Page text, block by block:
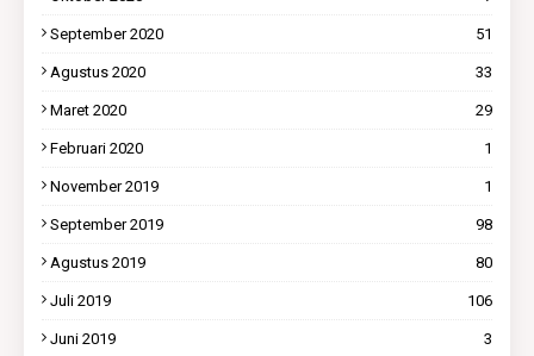
September 2020 51
Agustus 2020 33
Maret 2020 29
Februari 2020 1
November 2019 1
September 2019 98
Agustus 2019 80
Juli 2019 106
Juni 2019 3